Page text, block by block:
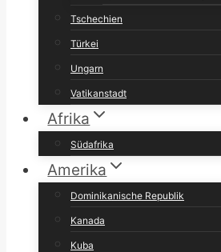
Tschechien
Türkei
Ungarn
Vatikanstadt
Afrika
Südafrika
Amerika
Dominikanische Republik
Kanada
Kuba